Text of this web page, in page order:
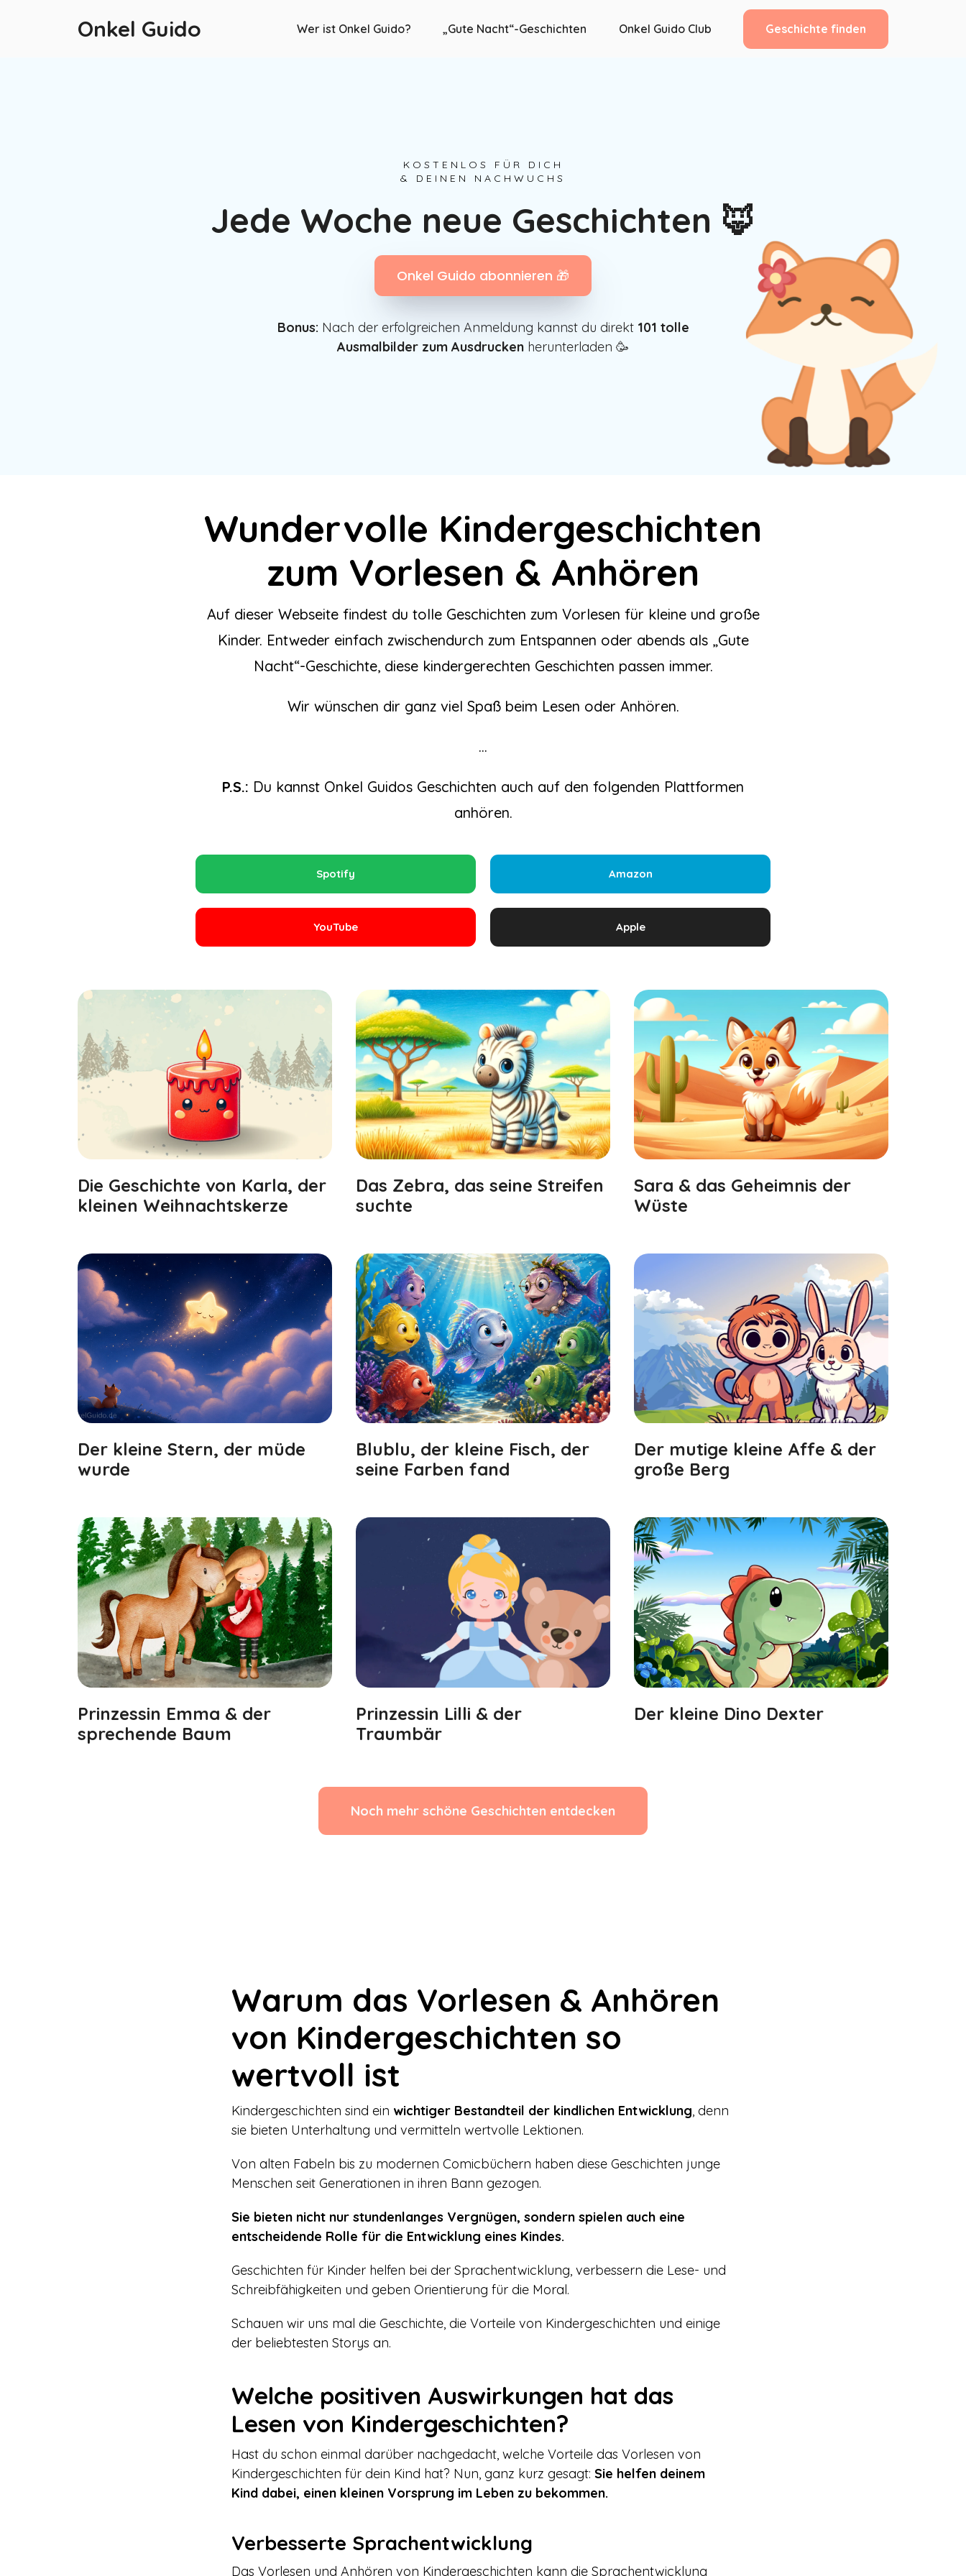
Onkel Guido Wer ist Onkel Guido? „Gute Nacht“-Geschichten Onkel Guido Club Geschichte finden
KOSTENLOS FÜR DICH
& DEINEN NACHWUCHS
Jede Woche neue Geschichten 🦊
Onkel Guido abonnieren 🎁
Bonus: Nach der erfolgreichen Anmeldung kannst du direkt 101 tolle
Ausmalbilder zum Ausdrucken herunterladen 🥳
Wundervolle Kindergeschichten
zum Vorlesen & Anhören
Auf dieser Webseite findest du tolle Geschichten zum Vorlesen für kleine und große
Kinder. Entweder einfach zwischendurch zum Entspannen oder abends als „Gute
Nacht“-Geschichte, diese kindergerechten Geschichten passen immer.
Wir wünschen dir ganz viel Spaß beim Lesen oder Anhören.
…
P.S.: Du kannst Onkel Guidos Geschichten auch auf den folgenden Plattformen
anhören.
Spotify
YouTube
Amazon
Apple
Die Geschichte von Karla, der
kleinen Weihnachts­kerze
Das Zebra, das seine Streifen
suchte
Sara & das Geheimnis der
Wüste
Der kleine Stern, der müde
wurde
Blublu, der kleine Fisch, der
seine Farben fand
Der mutige kleine Affe & der
große Berg
Prinzessin Emma & der
sprechende Baum
Prinzessin Lilli & der
Traumbär
Der kleine Dino Dexter
Noch mehr schöne Geschichten entdecken
Warum das Vorlesen & Anhören
von Kindergeschichten so
wertvoll ist
Kindergeschichten sind ein wichtiger Bestandteil der kindlichen Entwicklung, denn
sie bieten Unterhaltung und vermitteln wertvolle Lektionen.
Von alten Fabeln bis zu modernen Comicbüchern haben diese Geschichten junge
Menschen seit Generationen in ihren Bann gezogen.
Sie bieten nicht nur stundenlanges Vergnügen, sondern spielen auch eine
entscheidende Rolle für die Entwicklung eines Kindes.
Geschichten für Kinder helfen bei der Sprachentwicklung, verbessern die Lese- und
Schreibfähigkeiten und geben Orientierung für die Moral.
Schauen wir uns mal die Geschichte, die Vorteile von Kindergeschichten und einige
der beliebtesten Storys an.
Welche positiven Auswirkungen hat das
Lesen von Kindergeschichten?
Hast du schon einmal darüber nachgedacht, welche Vorteile das Vorlesen von
Kindergeschichten für dein Kind hat? Nun, ganz kurz gesagt: Sie helfen deinem
Kind dabei, einen kleinen Vorsprung im Leben zu bekommen.
Verbesserte Sprachentwicklung
Das Vorlesen und Anhören von Kindergeschichten kann die Sprachentwicklung